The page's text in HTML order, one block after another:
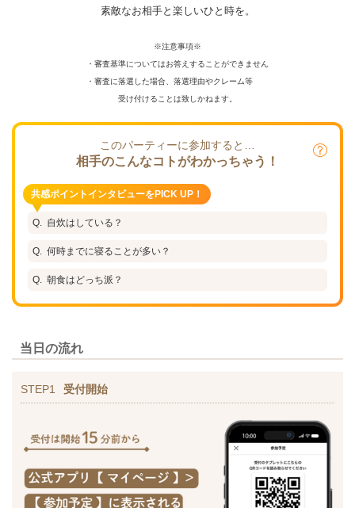
素敵なお相手と楽しいひと時を。
※注意事項※
・審査基準についてはお答えすることができません
・審査に落選した場合、落選理由やクレーム等
受け付けることは致しかねます。
このパーティーに参加すると…
相手のこんなコトがわかっちゃう！
共感ポイントインタビューをPICK UP！
自炊はしている？
何時までに寝ることが多い？
朝食はどっち派？
当日の流れ
STEP1 受付開始